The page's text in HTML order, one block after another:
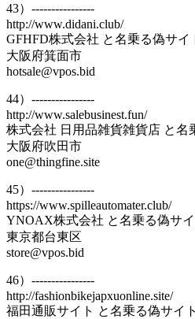
43）----------------
http://www.didani.club/
GFHFD株式会社 と名乗る偽サイ
大阪府箕面市
hotsale@vpos.bid
44）----------------
http://www.salebusinest.fun/
株式会社 日用品雑貨雑貨店 と名
大阪府吹田市
one@thingfine.site
45）----------------
https://www.spilleautomater.club/
YNOAX株式会社 と名乗る偽サイ
東京都台東区
store@vpos.bid
46）----------------
http://fashionbikejapxuonline.site/
福田通販サイト と名乗る偽サイト